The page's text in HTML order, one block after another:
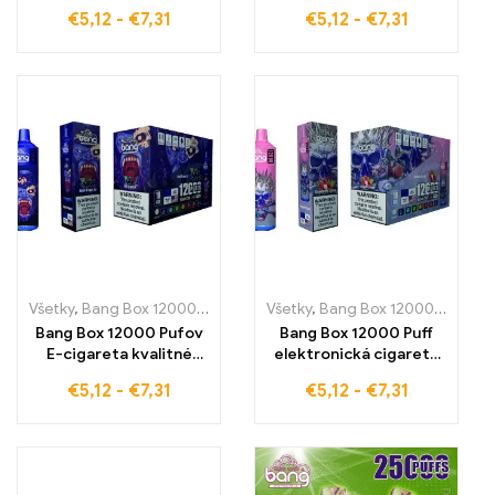
cigarety s čerstvou
€5,12 - €7,31
cigarety s lahodnou
pôžitku – ideálne pre
intenzívne a dlhodobé
parenie
€5,12 - €7,31
Všetky, Bang Box 12000 Pufov Jednorazové e-cigaretky,
Bang Box 12000 Pufov
E-cigareta kvalitné
cigarety s mystickou
€5,12 - €7,31
Všetky, Bang Box 12000 Pufov
Bang Box 12000 Puff
elektronická cigareta
jednorazové
pre 12000 ťahov
dokonalého pôžitku a
€5,12 - €7,31